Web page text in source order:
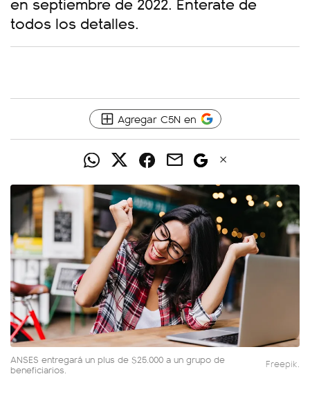
todos los detalles.
Agregar C5N en
ANSES entregará un plus de $25.000 a un grupo de
beneficiarios. Freepik.